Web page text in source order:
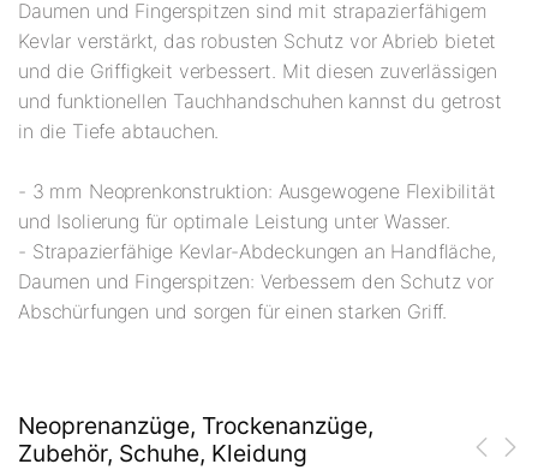
Daumen und Fingerspitzen sind mit strapazierfähigem
Kevlar verstärkt, das robusten Schutz vor Abrieb bietet
und die Griffigkeit verbessert. Mit diesen zuverlässigen
und funktionellen Tauchhandschuhen kannst du getrost
in die Tiefe abtauchen.
- 3 mm Neoprenkonstruktion: Ausgewogene Flexibilität
und Isolierung für optimale Leistung unter Wasser.
- Strapazierfähige Kevlar-Abdeckungen an Handfläche,
Daumen und Fingerspitzen: Verbessern den Schutz vor
Abschürfungen und sorgen für einen starken Griff.
Neoprenanzüge, Trockenanzüge,
Zubehör, Schuhe, Kleidung